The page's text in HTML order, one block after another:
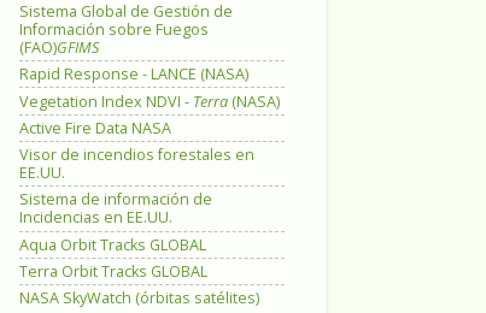
Sistema Global de Gestión de
Información sobre Fuegos
(FAO)GFIMS
Rapid Response - LANCE (NASA)
Vegetation Index NDVI - Terra (NASA)
Active Fire Data NASA
Visor de incendios forestales en
EE.UU.
Sistema de información de
Incidencias en EE.UU.
Aqua Orbit Tracks GLOBAL
Terra Orbit Tracks GLOBAL
NASA SkyWatch (órbitas satélites)